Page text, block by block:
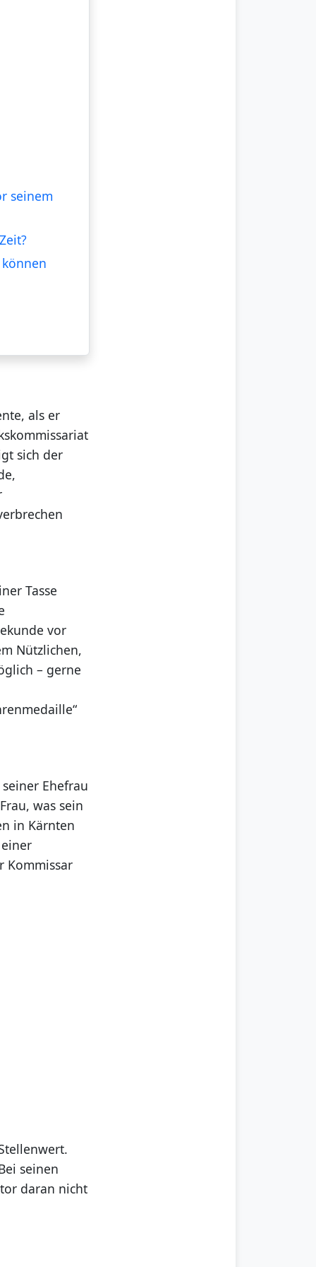
seinem
als er
sich der
Tasse
vor
Nützlichen,
– gerne
Ehefrau
was sein
in Kärnten
Kommissar
seinen
daran nicht